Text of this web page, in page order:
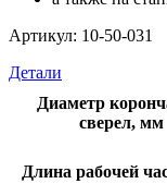
Артикул: 10-50-031
Детали
Диаметр
сверел, мм
Длина рабочей